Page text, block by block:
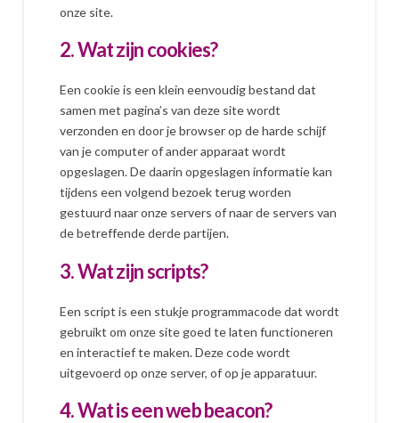
onze site.
2. Wat zijn cookies?
Een cookie is een klein eenvoudig bestand dat
samen met pagina’s van deze site wordt
verzonden en door je browser op de harde schijf
van je computer of ander apparaat wordt
opgeslagen. De daarin opgeslagen informatie kan
tijdens een volgend bezoek terug worden
gestuurd naar onze servers of naar de servers van
de betreffende derde partijen.
3. Wat zijn scripts?
Een script is een stukje programmacode dat wordt
gebruikt om onze site goed te laten functioneren
en interactief te maken. Deze code wordt
uitgevoerd op onze server, of op je apparatuur.
4. Wat is een web beacon?